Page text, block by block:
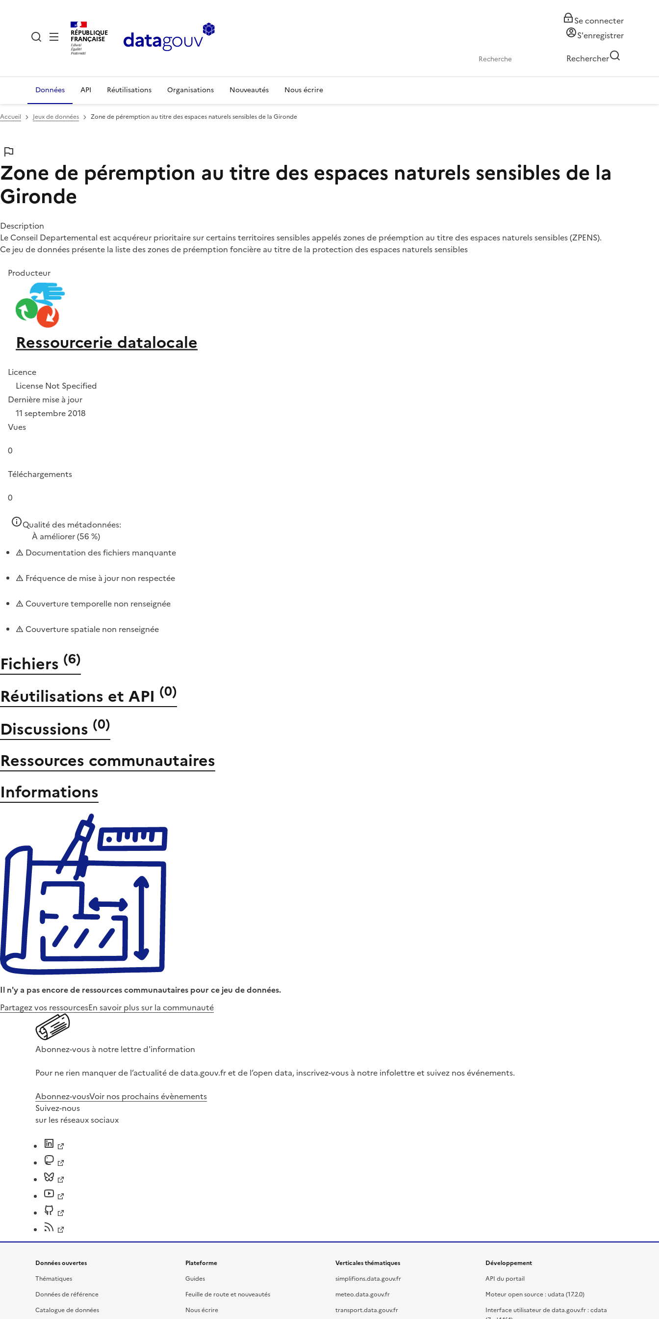
RÉPUBLIQUE
FRANÇAISE
Se connecter
S'enregistrer
Rechercher
Données API Réutilisations Organisations Nouveautés Nous écrire
Accueil Jeux de données Zone de péremption au titre des espaces naturels sensibles de la Gironde
Zone de péremption au titre des espaces naturels sensibles de la
Gironde
Description
Le Conseil Departemental est acquéreur prioritaire sur certains territoires sensibles appelés zones de préemption au titre des espaces naturels sensibles (ZPENS).
Ce jeu de données présente la liste des zones de préemption foncière au titre de la protection des espaces naturels sensibles
Producteur
Ressourcerie datalocale
Licence
License Not Specified
Dernière mise à jour
11 septembre 2018
Vues
0
Téléchargements
0
Qualité des métadonnées:
À améliorer(56 %)
Documentation des fichiers manquante
Fréquence de mise à jour non respectée
Couverture temporelle non renseignée
Couverture spatiale non renseignée
Fichiers (6)
Réutilisations et API (0)
Discussions (0)
Ressources communautaires
Informations
Il n'y a pas encore de ressources communautaires pour ce jeu de données.
Partagez vos ressourcesEn savoir plus sur la communauté
Abonnez-vous à notre lettre d'information
Pour ne rien manquer de l’actualité de data.gouv.fr et de l’open data, inscrivez-vous à notre infolettre et suivez nos événements.
Abonnez-vousVoir nos prochains évènements
Suivez-nous
sur les réseaux sociaux
Données ouvertes
Thématiques
Données de référence
Catalogue de données
Plateforme
Guides
Feuille de route et nouveautés
Nous écrire
Verticales thématiques
simplifions.data.gouv.fr
meteo.data.gouv.fr
transport.data.gouv.fr
Développement
API du portail
Moteur open source : udata (17.2.0)
Interface utilisateur de data.gouv.fr : cdata